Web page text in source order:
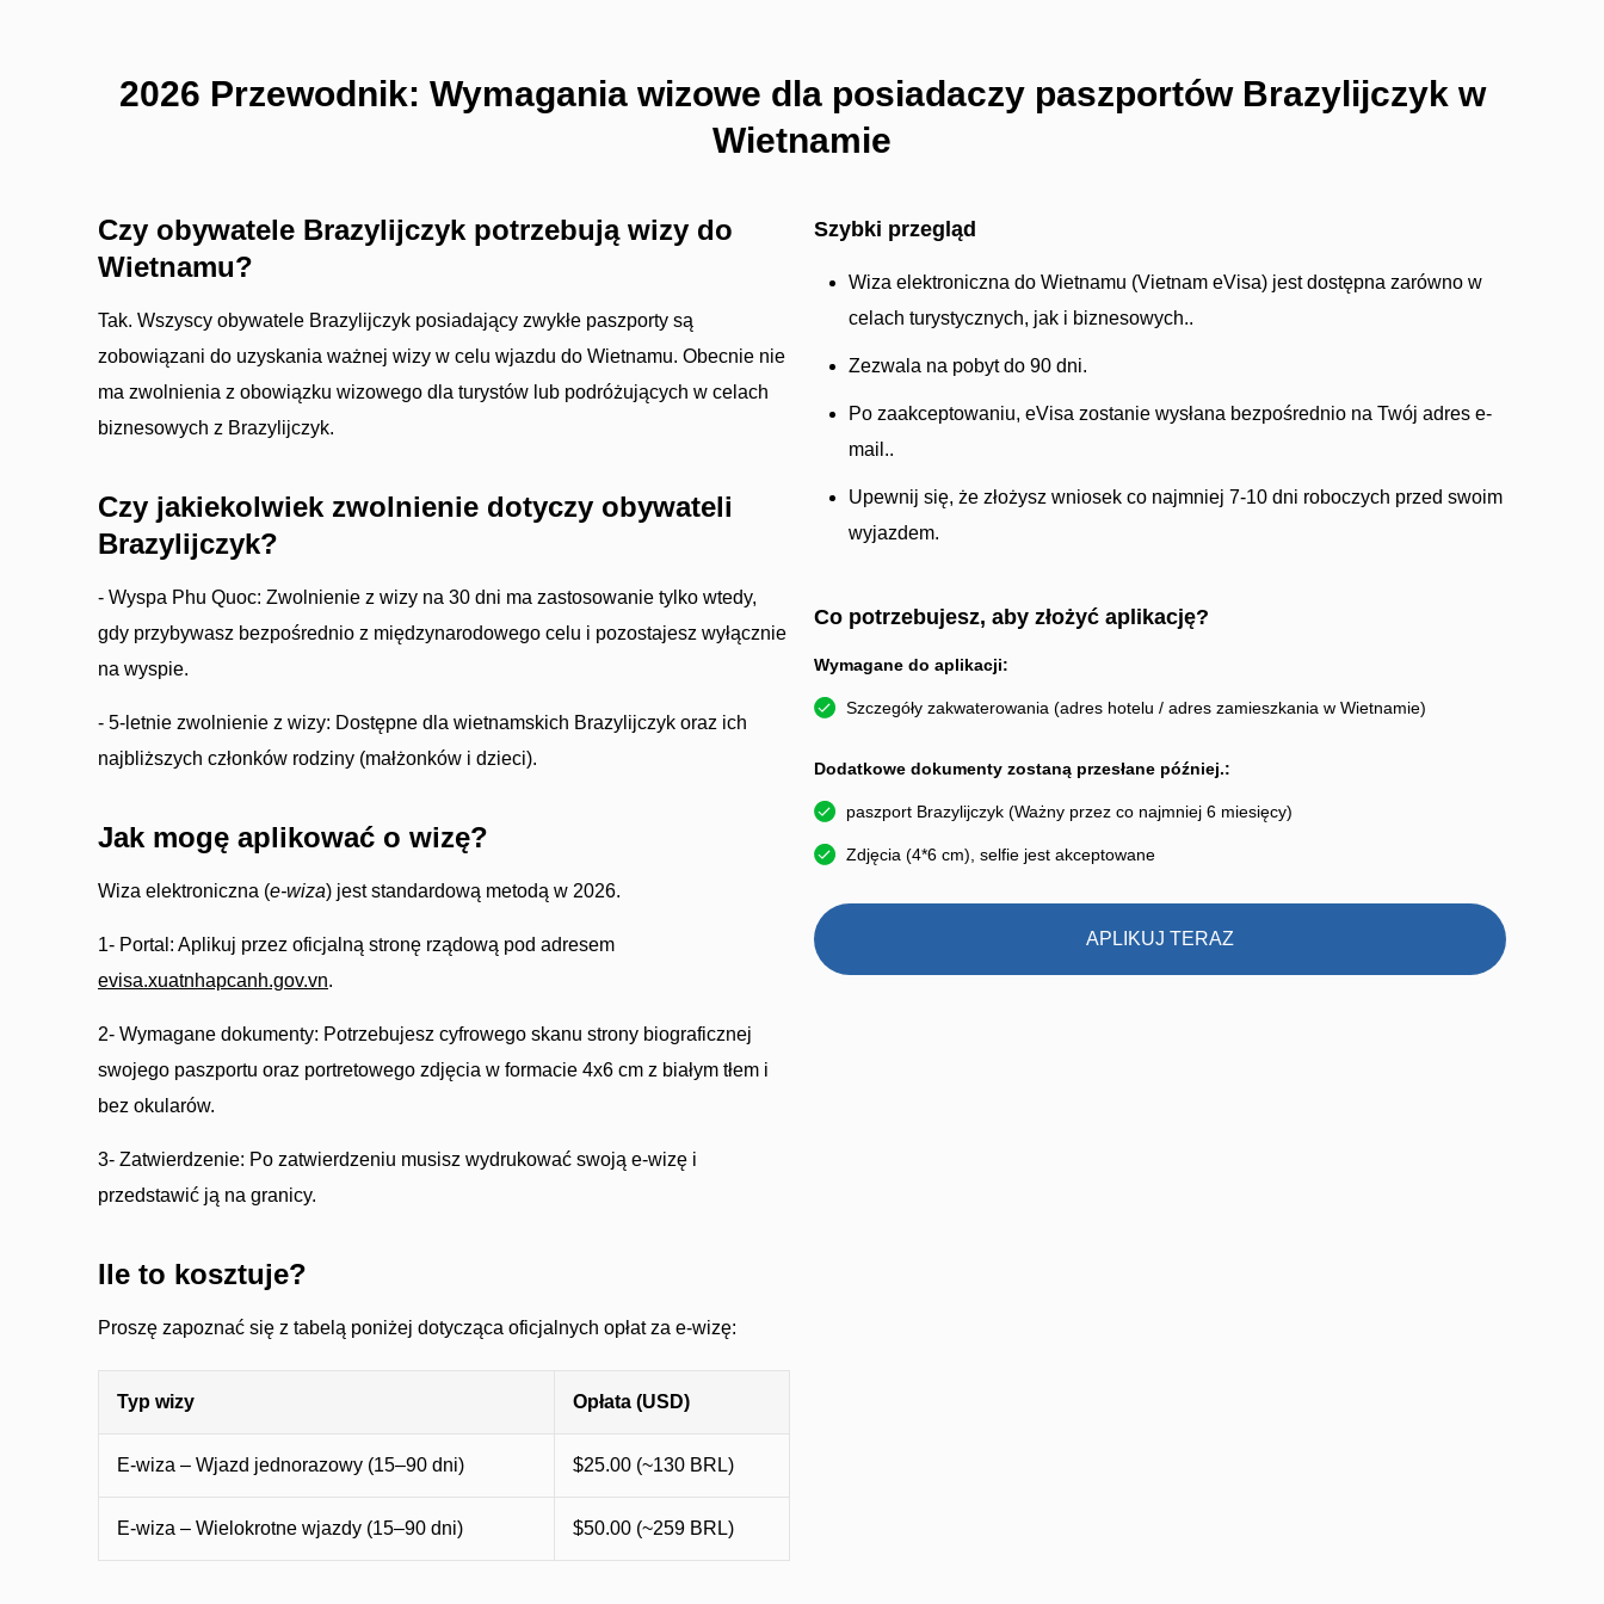
2026 Przewodnik: Wymagania wizowe dla posiadaczy paszportów Brazylijczyk w
Wietnamie
Czy obywatele Brazylijczyk potrzebują wizy do
Wietnamu?
Tak. Wszyscy obywatele Brazylijczyk posiadający zwykłe paszporty są
zobowiązani do uzyskania ważnej wizy w celu wjazdu do Wietnamu. Obecnie nie
ma zwolnienia z obowiązku wizowego dla turystów lub podróżujących w celach
biznesowych z Brazylijczyk.
Czy jakiekolwiek zwolnienie dotyczy obywateli
Brazylijczyk?
- Wyspa Phu Quoc: Zwolnienie z wizy na 30 dni ma zastosowanie tylko wtedy,
gdy przybywasz bezpośrednio z międzynarodowego celu i pozostajesz wyłącznie
na wyspie.
- 5-letnie zwolnienie z wizy: Dostępne dla wietnamskich Brazylijczyk oraz ich
najbliższych członków rodziny (małżonków i dzieci).
Jak mogę aplikować o wizę?
Wiza elektroniczna (e-wiza) jest standardową metodą w 2026.
1- Portal: Aplikuj przez oficjalną stronę rządową pod adresem
evisa.xuatnhapcanh.gov.vn.
2- Wymagane dokumenty: Potrzebujesz cyfrowego skanu strony biograficznej
swojego paszportu oraz portretowego zdjęcia w formacie 4x6 cm z białym tłem i
bez okularów.
3- Zatwierdzenie: Po zatwierdzeniu musisz wydrukować swoją e-wizę i
przedstawić ją na granicy.
Ile to kosztuje?
Proszę zapoznać się z tabelą poniżej dotycząca oficjalnych opłat za e-wizę:
Typ wizy Opłata (USD)
E-wiza – Wjazd jednorazowy (15–90 dni) $25.00 (~130 BRL)
E-wiza – Wielokrotne wjazdy (15–90 dni) $50.00 (~259 BRL)
Szybki przegląd
Wiza elektroniczna do Wietnamu (Vietnam eVisa) jest dostępna zarówno w
celach turystycznych, jak i biznesowych..
Zezwala na pobyt do 90 dni.
Po zaakceptowaniu, eVisa zostanie wysłana bezpośrednio na Twój adres e-
mail..
Upewnij się, że złożysz wniosek co najmniej 7-10 dni roboczych przed swoim
wyjazdem.
Co potrzebujesz, aby złożyć aplikację?
Wymagane do aplikacji:
Szczegóły zakwaterowania (adres hotelu / adres zamieszkania w Wietnamie)
Dodatkowe dokumenty zostaną przesłane później.:
paszport Brazylijczyk (Ważny przez co najmniej 6 miesięcy)
Zdjęcia (4*6 cm), selfie jest akceptowane
APLIKUJ TERAZ